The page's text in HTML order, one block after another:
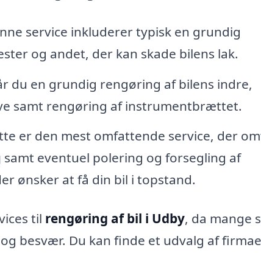
service inkluderer typisk en grundig
og andet, der kan skade bilens lak.
du en grundig rengøring af bilens indre,
samt rengøring af instrumentbrættet.
er den mest omfattende service, der
eventuel polering og forsegling af
ønsker at få din bil i topstand.
til rengøring af bil i Udby, da mange
besvær. Du kan finde et udvalg af